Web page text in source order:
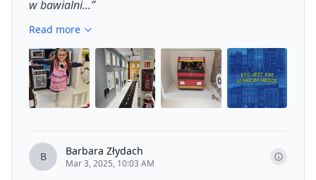
w bawialni...”
Read more
B Barbara Złydach
Mar 3, 2025, 10:03 AM